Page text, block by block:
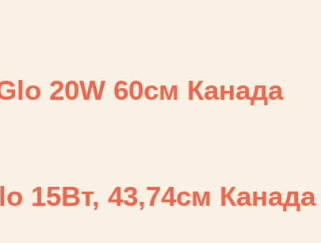
20W 60см Канада
15Вт, 43,74см Канада